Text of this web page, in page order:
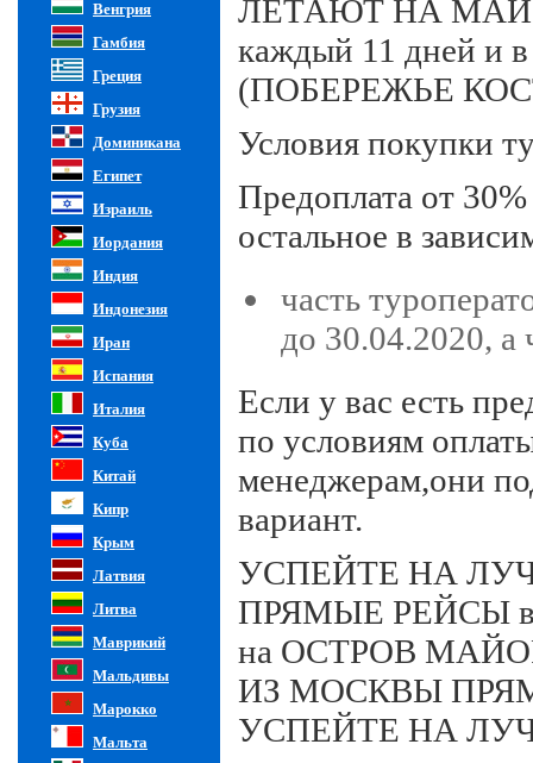
Венгрия
Гамбия
Греция
Грузия
Доминикана
Египет
Израиль
Иордания
Индия
Индонезия
Иран
Испания
Италия
Куба
Китай
Кипр
Крым
Латвия
Литва
Маврикий
Мальдивы
Марокко
Мальта
ЛЕТАЮТ НА
каждый 11 дней и
(ПОБЕРЕЖЬЕ
Условия покупки
Предоплата от
остальное в
часть
до 30.04.2020, а
Если у вас есть
по условиям
менеджерам,они
вариант.
УСПЕЙТЕ НА
ПРЯМЫЕ РЕЙСЫ
на ОСТРОВ
ИЗ МОСКВЫ
УСПЕЙТЕ НА